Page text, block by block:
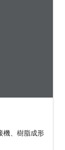
機、樹脂成形